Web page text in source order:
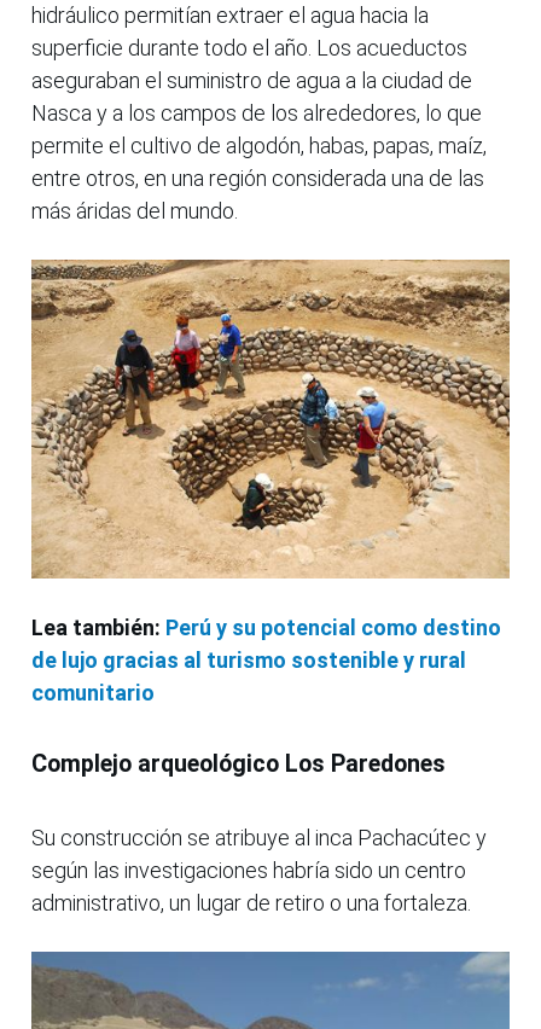
hidráulico permitían extraer el agua hacia la
superficie durante todo el año. Los acueductos
aseguraban el suministro de agua a la ciudad de
Nasca y a los campos de los alrededores, lo que
permite el cultivo de algodón, habas, papas, maíz,
entre otros, en una región considerada una de las
más áridas del mundo.
Lea también: Perú y su potencial como destino
de lujo gracias al turismo sostenible y rural
comunitario
Complejo arqueológico Los Paredones
Su construcción se atribuye al inca Pachacútec y
según las investigaciones habría sido un centro
administrativo, un lugar de retiro o una fortaleza.